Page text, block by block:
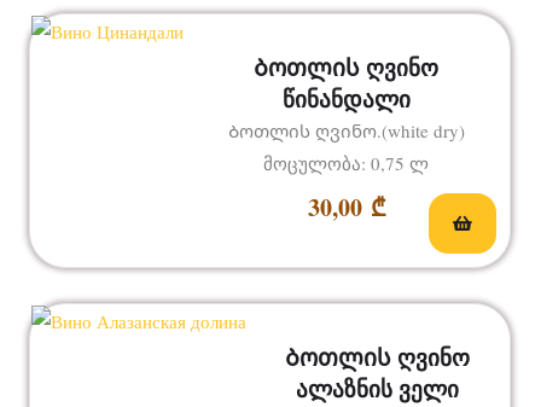
Ბოთლის ღვინო
წინანდალი
30,00 ₾
Ბოთლის ღვინო.(white dry)
მოცულობა: 0,75 ლ
Ბოთლის ღვინო
ალაზნის ველი